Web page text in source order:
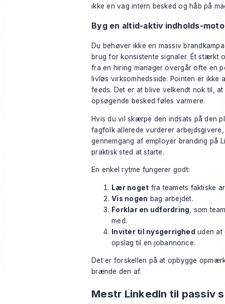
ikke en vag intern besked og håb på
Byg en altid-aktiv indholds-
Du behøver ikke en massiv
brug for konsistente signaler. Ét stærkt
fra en hiring manager overgår ofte en
livløs virksomhedsside. Pointen er ikke
feeds. Det er at blive velkendt nok til,
opsøgende besked føles varmere.
Hvis du vil skærpe den indsats på den
fagfolk allerede vurderer
gennemgang af employer branding på
praktisk sted at starte.
En enkel rytme fungerer godt:
Lær noget fra teamets faktiske
Vis nogen bag arbejdet.
Forklar en udfordring , som
med.
Invitér til nysgerrighed uden at
opslag til en jobannonce.
Det er forskellen på at opbygge
brænde den af.
Mestr LinkedIn til passiv